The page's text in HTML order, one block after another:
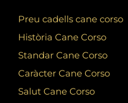
Preu cadells cane corso
Història Cane Corso
Standar Cane Corso
Caràcter Cane Corso
Salut Cane Corso